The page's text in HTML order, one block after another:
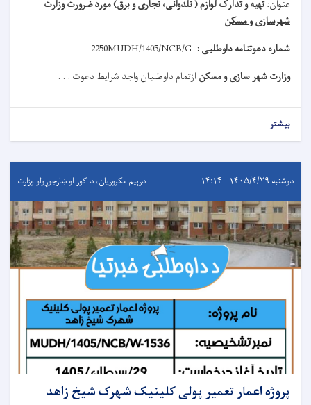
عنوان:تهیه و تدارک لوازم ( نلدوانی، نجاری و برق) مورد ضرورت وزارت
شهرسازی و مسکن
شماره دعوتنامه داوطلبی : MUDH/1405/NCB/G-
2250
وزارت شهر سازی و مسکن ازتمام داوطلبان واجد شرایط دعوت . . .
بیشتر
دوشنبه ۱۴۰۵/۴/۲۹ - ۱۴:۱۴ درېيم مکروریان، د کور او ښارجوړولو وزارت
پروژه اعمار تعمیر پولی کلینیک شهرک شیخ زاهد